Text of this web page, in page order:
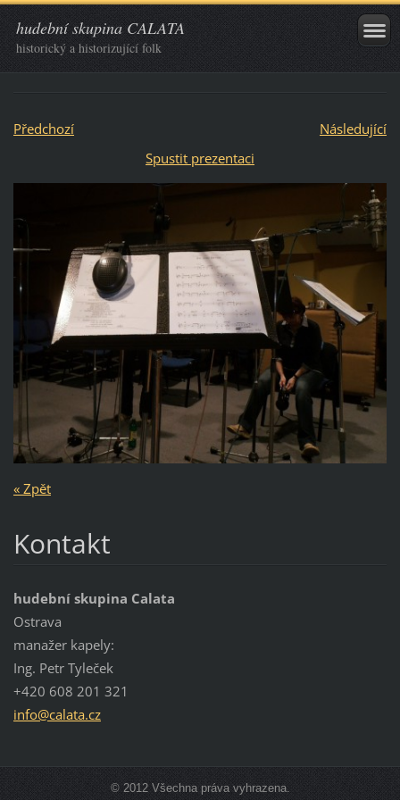
hudební skupina CALATA
historický a historizující folk
Předchozí
Následující
Spustit prezentaci
« Zpět
Kontakt
hudební skupina Calata
Ostrava
manažer kapely:
Ing. Petr Tyleček
+420 608 201 321
info@calata.cz
© 2012 Všechna práva vyhrazena.